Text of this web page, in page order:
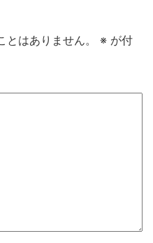
はありません。 ※ が付